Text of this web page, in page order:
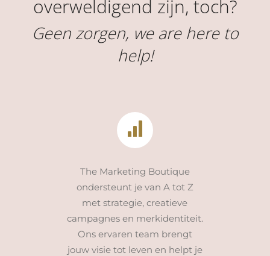
overweldigend zijn, toch?
Geen zorgen, we are here to
help!
The Marketing Boutique
ondersteunt je van A tot Z
met strategie, creatieve
campagnes en merkidentiteit.
Ons ervaren team brengt
jouw visie tot leven en helpt je